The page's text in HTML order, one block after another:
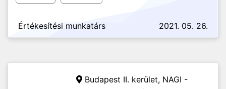
Értékesítési munkatárs 2021. 05. 26.
Budapest II. kerület, NAGI -